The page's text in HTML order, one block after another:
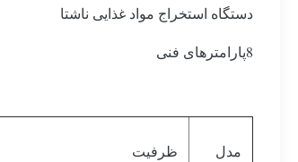
دستگاه استخراج مواد غذایی ناشتا
8پارامترهای فنی
مدل ظرفیت